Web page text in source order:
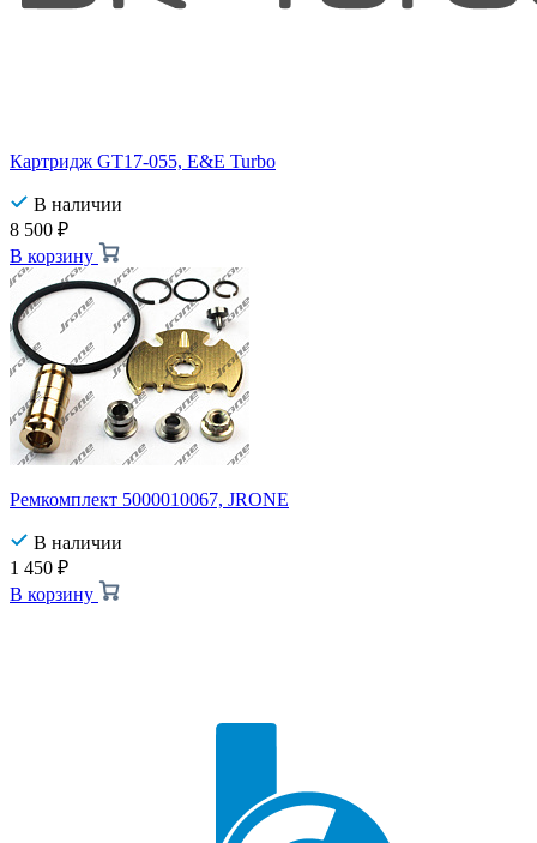
Картридж GT17-055, E&E Turbo
В наличии
8 500 ₽
В корзину
Ремкомплект 5000010067, JRONE
В наличии
1 450 ₽
В корзину